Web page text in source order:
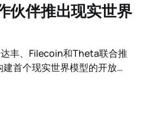
伙伴推出现实世界
丰、Filecoin和Theta联合推
首个现实世界模型的开放生